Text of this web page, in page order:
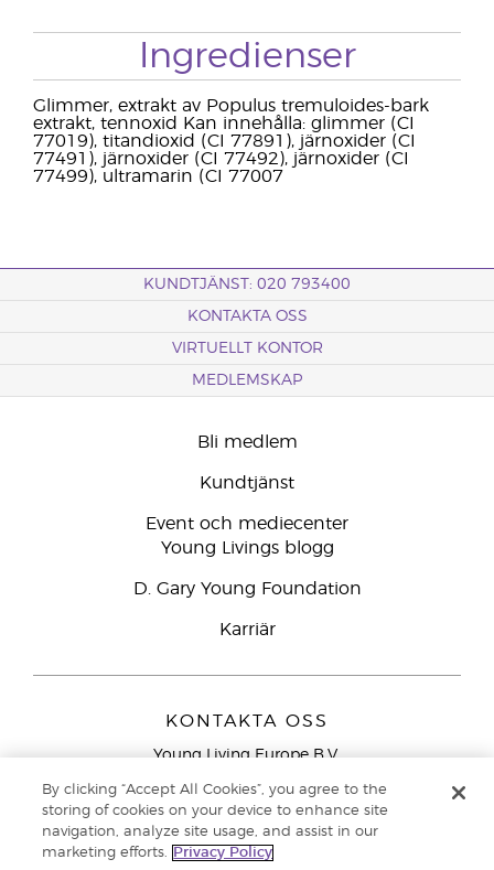
Ingredienser
Glimmer, extrakt av Populus tremuloides-bark
extrakt, tennoxid Kan innehålla: glimmer (CI
77019), titandioxid (CI 77891), järnoxider (CI
77491), järnoxider (CI 77492), järnoxider (CI
77499), ultramarin (CI 77007
KUNDTJÄNST: 020 793400
KONTAKTA OSS
VIRTUELLT KONTOR
MEDLEMSKAP
Bli medlem
Kundtjänst
Event och mediecenter
Young Livings blogg
D. Gary Young Foundation
Karriär
KONTAKTA OSS
Young Living Europe B.V.
9727 AJ Groningen
Nederländerna
Kundtjänst – Avgiftsfritt lokalsamtal (ej från
By clicking “Accept All Cookies”, you agree to the
storing of cookies on your device to enhance site
navigation, analyze site usage, and assist in our
marketing efforts.
Privacy Policy